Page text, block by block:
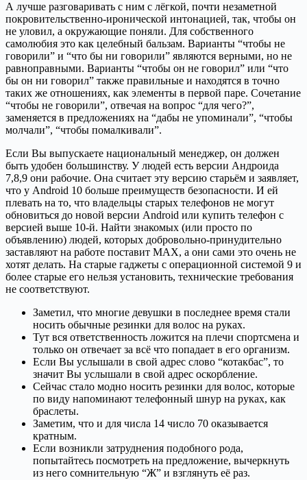
А лучше разговаривать с ним с лёгкой, почти незаметной
покровительственно-иронической интонацией, так, чтобы он
не уловил, а окружающие поняли. Для собственного
самолюбия это как целебный бальзам. Варианты “чтобы не
говорили” и “что бы ни говорили” являются верными, но не
равноправными. Варианты “чтобы он не говорил” или “что
бы он ни говорил” также правильные и находятся в точно
таких же отношениях, как элементы в первой паре. Сочетание
“чтобы не говорили”, отвечая на вопрос “для чего?”,
заменяется в предложениях на “дабы не упоминали”, “чтобы
молчали”, “чтобы помалкивали”.
Если Вы выпускаете национальный менеджер, он должен
быть удобен большинству. У людей есть версии Андроида
7,8,9 они рабочие. Она считает эту версию старьём и заявляет,
что у Android 10 больше преимуществ безопасности. И ей
плевать на то, что владельцы старых телефонов не могут
обновиться до новой версии Android или купить телефон с
версией выше 10-й. Найти знакомых (или просто по
объявлению) людей, которых добровольно-принудительно
заставляют на работе поставит МАХ, а они сами это очень не
хотят делать. На старые гаджеты с операционной системой 9 и
более старые его нельзя установить, технические требования
не соответствуют.
Заметил, что многие девушки в последнее время стали
носить обычные резинки для волос на руках.
Тут вся ответственность ложится на плечи спортсмена и
только он отвечает за всё что попадает в его организм.
Если Вы услышали в свой адрес слово “котакбас”, то
значит Вы услышали в свой адрес оскорбление.
Сейчас стало модно носить резинки для волос, которые
по виду напоминают телефонный шнур на руках, как
браслеты.
Заметим, что и для числа 14 число 70 оказывается
кратным.
Если возникли затруднения подобного рода,
попытайтесь посмотреть на предложение, вычеркнуть
из него сомнительную “Ж” и взглянуть её раз.